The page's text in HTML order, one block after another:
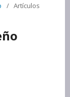
/ Artículos